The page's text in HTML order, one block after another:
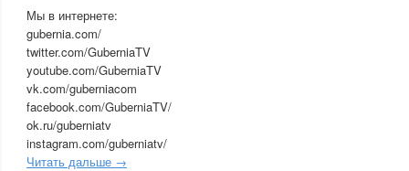
Мы в интернете:
gubernia.com/
twitter.com/GuberniaTV
youtube.com/GuberniaTV
vk.com/guberniacom
facebook.com/GuberniaTV/
ok.ru/guberniatv
instagram.com/guberniatv/
Читать дальше →